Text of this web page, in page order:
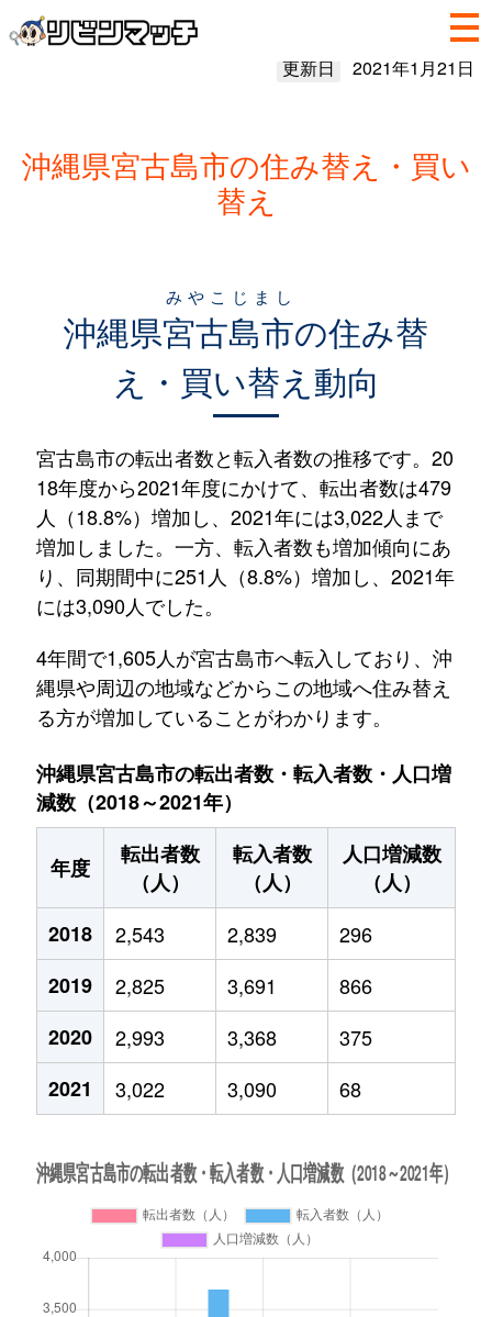
更新日 2021年1月21日
沖縄県宮古島市の住み替え・買い
替え
沖縄県宮古島市
みやこじまし
の住み替
え・買い替え動向
宮古島市の転出者数と転入者数の推移です。20
18年度から2021年度にかけて、転出者数は479
人（18.8%）増加し、2021年には3,022人まで
増加しました。一方、転入者数も増加傾向にあ
り、同期間中に251人（8.8%）増加し、2021年
には3,090人でした。
4年間で1,605人が宮古島市へ転入しており、沖
縄県や周辺の地域などからこの地域へ住み替え
る方が増加していることがわかります。
沖縄県宮古島市の転出者数・転入者数・人口増
減数（2018～2021年）
年度
転出者数
（人）
転入者数
（人）
人口増減数
（人）
2018
2,543 2,839
296
2019
2,825 3,691
866
2020
2,993 3,368
375
2021
3,022 3,090 68